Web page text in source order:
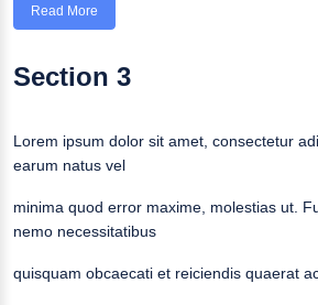
Read More
Section 3
Lorem ipsum dolor sit amet, consectetur
earum natus vel
minima quod error maxime, molestias ut.
nemo necessitatibus
quisquam obcaecati et reiciendis quaerat